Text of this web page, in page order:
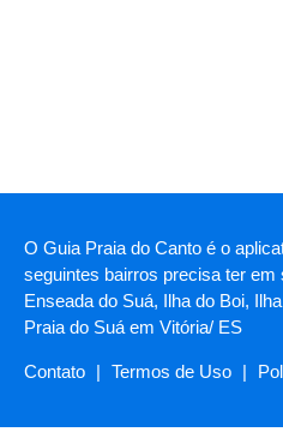
O Guia Praia do Canto é o
seguintes bairros precisa ter em
Enseada do Suá, Ilha do Boi,
Praia do Suá em Vitória/ ES
Contato | Termos de Uso |